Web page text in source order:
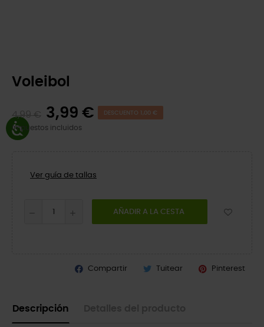
Voleibol
4,99 € 3,99 € DESCUENTO 1,00 €
Impuestos incluidos
Ver guía de tallas
AÑADIR A LA CESTA
Compartir Tuitear Pinterest
Descripción